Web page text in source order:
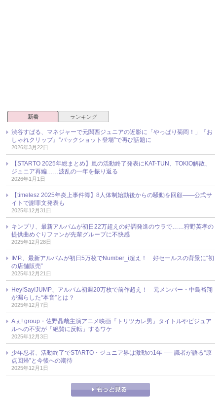
新着 ランキング
渋谷すばる、マネジャーで元関西ジュニアの近影に「やっぱり菊岡！」『お
しゃれクリップ』“バックショット登場”で再び話題に
2026年3月22日
【STARTO 2025年総まとめ】嵐の活動終了発表にKAT-TUN、TOKIO解散、
ジュニア再編……波乱の一年を振り返る
2026年1月1日
【timelesz 2025年炎上事件簿】8人体制始動後からの騒動を回顧――公式サ
イトで謝罪文発表も
2025年12月31日
キンプリ、最新アルバムが初日22万超えの好調発進のウラで……狩野英孝の
提供曲めぐりファンが先輩グループに不快感
2025年12月28日
IMP.、最新アルバムが初日5万枚でNumber_i超え！ 好セールスの背景に“初
の店舗販売”
2025年12月21日
Hey!Say!JUMP、アルバム初週20万枚で前作超え！ 元メンバー・中島裕翔
が漏らした“本音”とは？
2025年12月7日
Aぇ! group・佐野晶哉主演アニメ映画『トリツカレ男』タイトルやビジュア
ルへの不安が「絶賛に反転」するワケ
2025年12月3日
少年忍者、活動終了でSTARTO・ジュニア界は激動の1年 ── 識者が語る“原
点回帰”と今後への期待
2025年12月1日